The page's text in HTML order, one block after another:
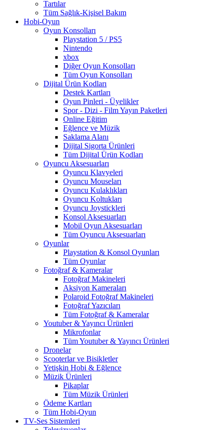
Tartılar
Tüm Sağlık-Kişisel Bakım
Hobi-Oyun
Oyun Konsolları
Playstation 5 / PS5
Nintendo
xbox
Diğer Oyun Konsolları
Tüm Oyun Konsolları
Dijital Ürün Kodları
Destek Kartları
Oyun Pinleri - Üyelikler
Spor - Dizi - Film Yayın Paketleri
Online Eğitim
Eğlence ve Müzik
Saklama Alanı
Dijital Sigorta Ürünleri
Tüm Dijital Ürün Kodları
Oyuncu Aksesuarları
Oyuncu Klavyeleri
Oyuncu Mouseları
Oyuncu Kulaklıkları
Oyuncu Koltukları
Oyuncu Joystickleri
Konsol Aksesuarları
Mobil Oyun Aksesuarları
Tüm Oyuncu Aksesuarları
Oyunlar
Playstation & Konsol Oyunları
Tüm Oyunlar
Fotoğraf & Kameralar
Fotoğraf Makineleri
Aksiyon Kameraları
Polaroid Fotoğraf Makineleri
Fotoğraf Yazıcıları
Tüm Fotoğraf & Kameralar
Youtuber & Yayıncı Ürünleri
Mikrofonlar
Tüm Youtuber & Yayıncı Ürünleri
Dronelar
Scooterlar ve Bisikletler
Yetişkin Hobi & Eğlence
Müzik Ürünleri
Pikaplar
Tüm Müzik Ürünleri
Ödeme Kartları
Tüm Hobi-Oyun
TV-Ses Sistemleri